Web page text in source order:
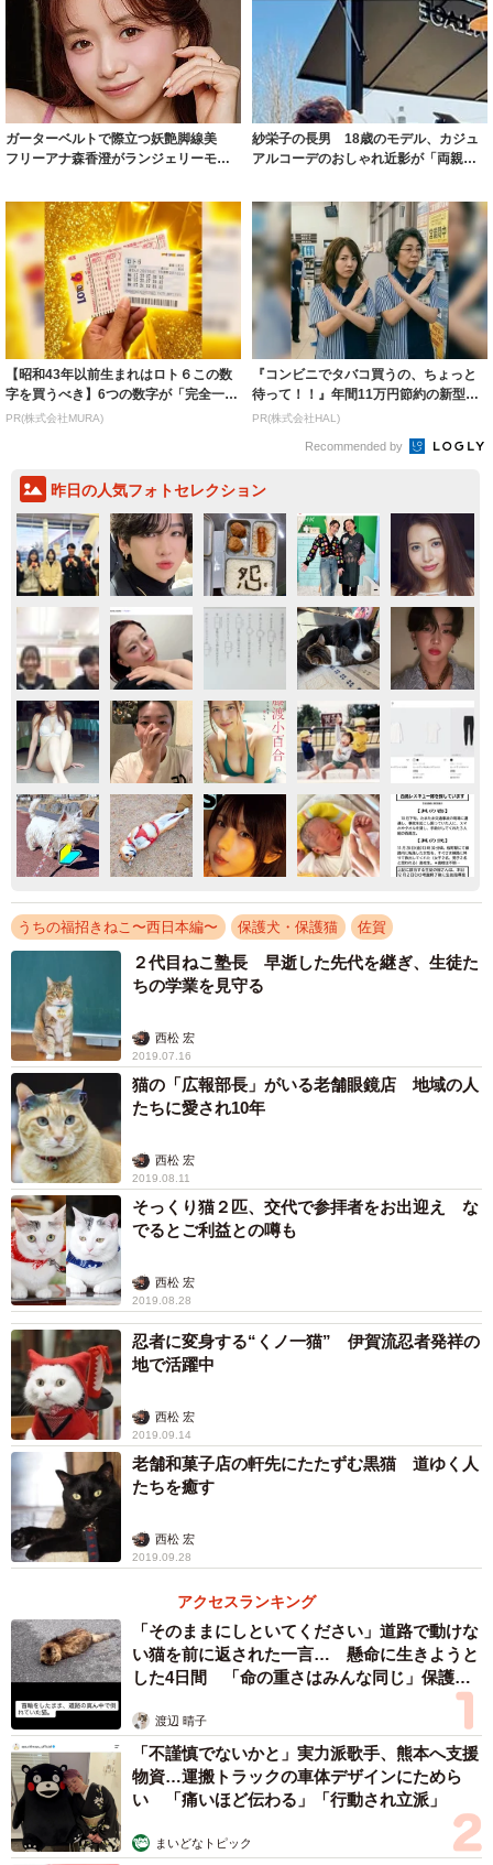
ガーターベルトで際立つ妖艶脚線美
フリーアナ森香澄がランジェリーモデ
紗栄子の長男 18歳のモデル、カジュ
アルコーデのおしゃれ近影が「両親の
【昭和43年以前生まれはロト６この数
字を買うべき】6つの数字が「完全一
致」する方...
PR(株式会社MURA)
『コンビニでタバコ買うの、ちょっと
待って！！』年間11万円節約の新型タ
バコ
PR(株式会社HAL)
Recommended by
昨日の人気フォトセレクション
うちの福招きねこ〜西日本編〜 保護犬・保護猫 佐賀
２代目ねこ塾長 早逝した先代を継ぎ、生徒た
ちの学業を見守る
西松 宏
2019.07.16
猫の「広報部長」がいる老舗眼鏡店 地域の人
たちに愛され10年
西松 宏
2019.08.11
そっくり猫２匹、交代で参拝者をお出迎え な
でるとご利益との噂も
西松 宏
2019.08.28
忍者に変身する“くノ一猫” 伊賀流忍者発祥の
地で活躍中
西松 宏
2019.09.14
老舗和菓子店の軒先にたたずむ黒猫 道ゆく人
たちを癒す
西松 宏
2019.09.28
アクセスランキング
「そのままにしといてください」道路で動けな
い猫を前に返された一言… 懸命に生きようと
した4日間 「命の重さはみんな同じ」保護団
渡辺 晴子
「不謹慎でないかと」実力派歌手、熊本へ支援
物資…運搬トラックの車体デザインにためら
い 「痛いほど伝わる」「行動され立派」
まいどなトピック